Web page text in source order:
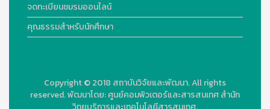
จดทะเบียนชมรมออนไลน์
คุณธรรมสำหรับนักศึกษา
Copyright © 2018 สถาบันวิจัยและพัฒนา. All rights
reserved.พัฒนาโดย:ศูนย์คอมพิวเตอร์และสารสนเทศ สำนัก